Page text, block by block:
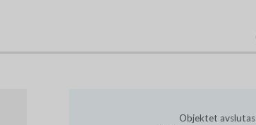
Objektet avslutas